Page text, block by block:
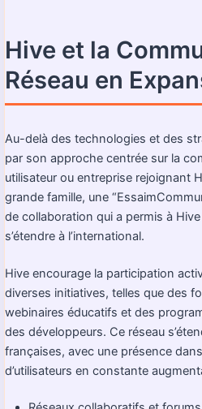
Hive et la
Réseau en
Au-delà des technologies et des
par son approche centrée sur la
utilisateur ou entreprise rejoignant
grande famille, une
de collaboration qui a permis à
s’étendre à l’international.
Hive encourage la participation
diverses initiatives, telles que des
webinaires éducatifs et des
des développeurs. Ce réseau
françaises, avec une présence
d’utilisateurs en constante